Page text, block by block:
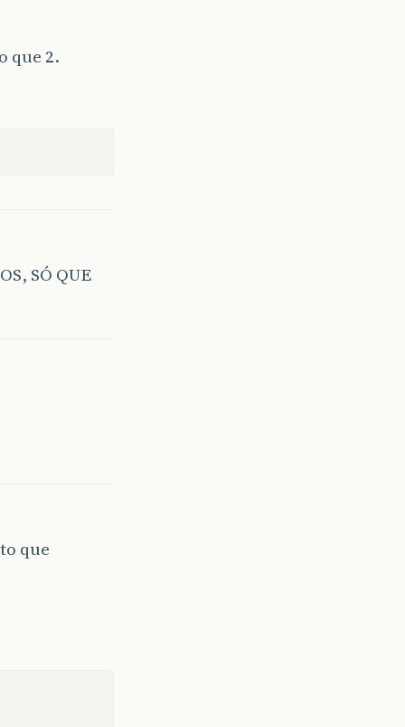
que 2.
SÓ QUE
que